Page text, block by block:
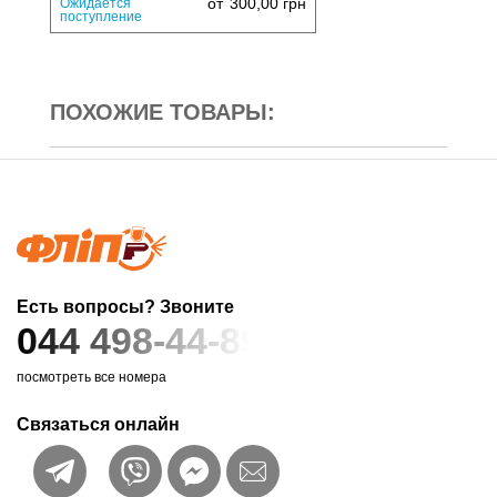
поступление
ПОХОЖИЕ ТОВАРЫ:
Есть вопросы? Звоните
044 498-44-89
посмотреть все номера
Связаться онлайн